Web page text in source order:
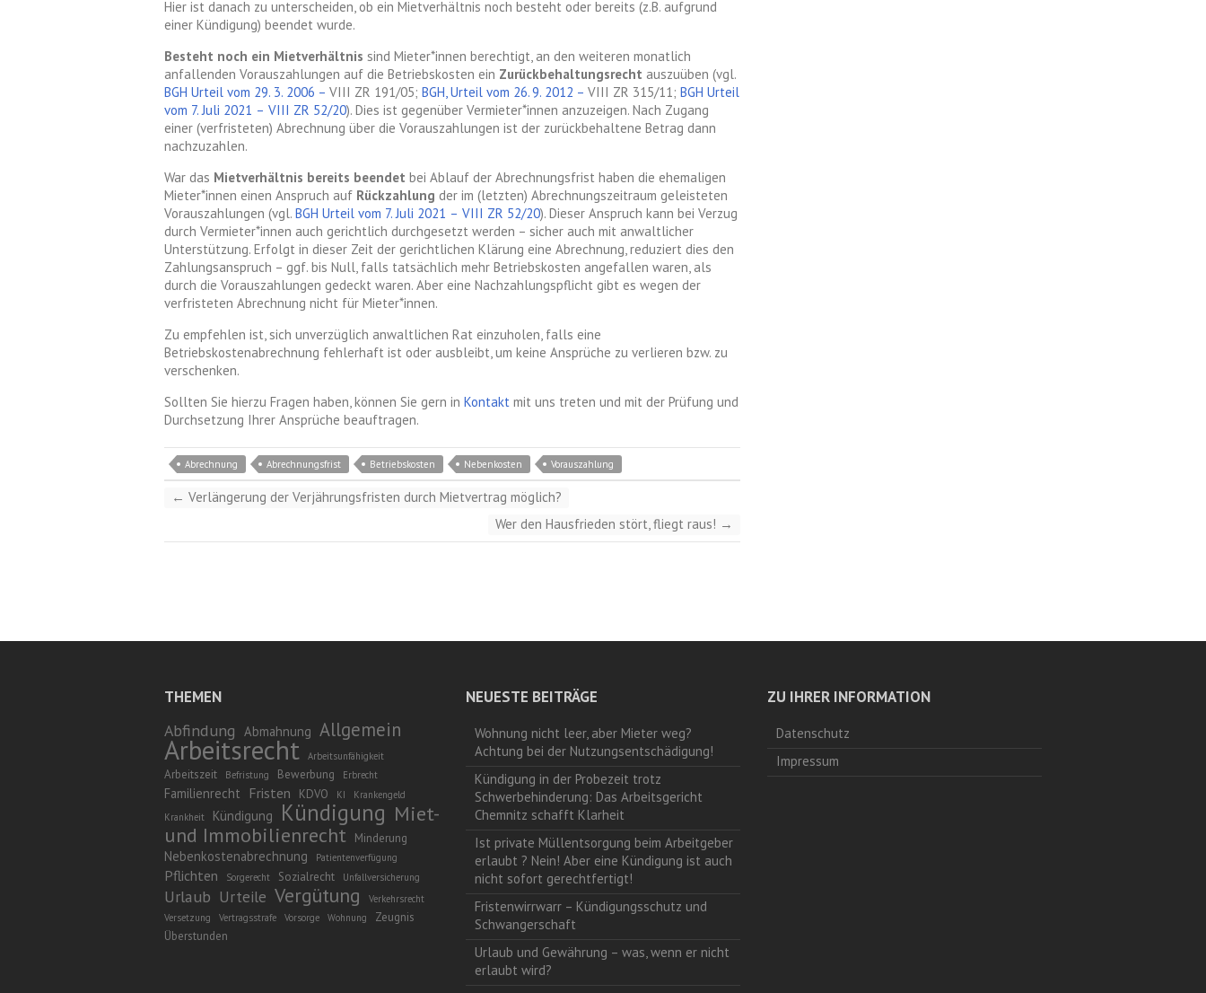
Hier ist danach zu unterscheiden, ob ein Mietverhältnis noch besteht oder bereits (z.B. aufgrund
einer Kündigung) beendet wurde.
Besteht noch ein Mietverhältnis sind Mieter*innen berechtigt, an den weiteren monatlich
anfallenden Vorauszahlungen auf die Betriebskosten ein Zurückbehaltungsrecht auszuüben (vgl.
BGH Urteil vom 29. 3. 2006 – VIII ZR 191/05; BGH,Urteil vom 26. 9. 2012 – VIII ZR 315/11; BGH Urteil
vom 7. Juli 2021 – VIII ZR 52/20). Dies ist gegenüber Vermieter*innen anzuzeigen. Nach Zugang
einer (verfristeten) Abrechnung über die Vorauszahlungen ist der zurückbehaltene Betrag dann
nachzuzahlen.
War das Mietverhältnis bereits beendet bei Ablauf der Abrechnungsfrist haben die ehemaligen
Mieter*innen einen Anspruch auf Rückzahlung der im (letzten) Abrechnungszeitraum geleisteten
Vorauszahlungen (vgl. BGH Urteil vom 7. Juli 2021 – VIII ZR 52/20). Dieser Anspruch kann bei Verzug
durch Vermieter*innen auch gerichtlich durchgesetzt werden – sicher auch mit anwaltlicher
Unterstützung. Erfolgt in dieser Zeit der gerichtlichen Klärung eine Abrechnung, reduziert dies den
Zahlungsanspruch – ggf. bis Null, falls tatsächlich mehr Betriebskosten angefallen waren, als
durch die Vorauszahlungen gedeckt waren. Aber eine Nachzahlungspflicht gibt es wegen der
verfristeten Abrechnung nicht für Mieter*innen.
Zu empfehlen ist, sich unverzüglich anwaltlichen Rat einzuholen, falls eine
Betriebskostenabrechnung fehlerhaft ist oder ausbleibt, um keine Ansprüche zu verlieren bzw. zu
verschenken.
Sollten Sie hierzu Fragen haben, können Sie gern in Kontakt mit uns treten und mit der Prüfung und
Durchsetzung Ihrer Ansprüche beauftragen.
Abrechnung Abrechnungsfrist Betriebskosten Nebenkosten Vorauszahlung
← Verlängerung der Verjährungsfristen durch Mietvertrag möglich?
Wer den Hausfrieden stört, fliegt raus! →
THEMEN
Abfindung Abmahnung Allgemein
Arbeitsrecht Arbeitsunfähigkeit
Arbeitszeit Befristung Bewerbung Erbrecht
Familienrecht Fristen KDVO KI
Krankengeld
Krankheit
Kündigung Kündigung Miet-
und Immobilienrecht
Minderung
Nebenkostenabrechnung Patientenverfügung
Pflichten Sorgerecht Sozialrecht Unfallversicherung
Urlaub Urteile Vergütung
Verkehrsrecht
Versetzung
Vertragsstrafe Vorsorge Wohnung
Zeugnis
Überstunden
NEUESTE BEITRÄGE
Wohnung nicht leer, aber Mieter weg?
Achtung bei der Nutzungsentschädigung!
Kündigung in der Probezeit trotz
Schwerbehinderung: Das Arbeitsgericht
Chemnitz schafft Klarheit
Ist private Müllentsorgung beim Arbeitgeber
erlaubt ? Nein! Aber eine Kündigung ist auch
nicht sofort gerechtfertigt!
Fristenwirrwarr – Kündigungsschutz und
Schwangerschaft
Urlaub und Gewährung – was, wenn er nicht
erlaubt wird?
ZU IHRER INFORMATION
Datenschutz
Impressum